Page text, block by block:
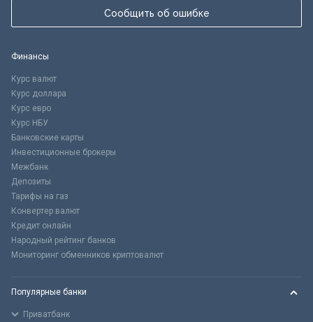
Сообщить об ошибке
Финансы
Курс валют
Курс доллара
Курс евро
Курс НБУ
Банковские карты
Инвестиционные брокеры
Межбанк
Депозиты
Тарифы на газ
Конвертер валют
Кредит онлайн
Народный рейтинг банков
Мониторинг обменников криптовалют
Популярные банки
Приватбанк